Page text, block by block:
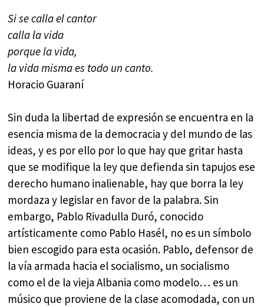
Si se calla el cantor
calla la vida
porque la vida,
la vida misma es todo un canto.
Horacio Guaraní
Sin duda la libertad de expresión se encuentra en la
esencia misma de la democracia y del mundo de las
ideas, y es por ello por lo que hay que gritar hasta
que se modifique la ley que defienda sin tapujos ese
derecho humano inalienable, hay que borra la ley
mordaza y legislar en favor de la palabra. Sin
embargo, Pablo Rivadulla Duró, conocido
artísticamente como Pablo Hasél, no es un símbolo
bien escogido para esta ocasión. Pablo, defensor de
la vía armada hacia el socialismo, un socialismo
como el de la vieja Albania como modelo… es un
músico que proviene de la clase acomodada, con un